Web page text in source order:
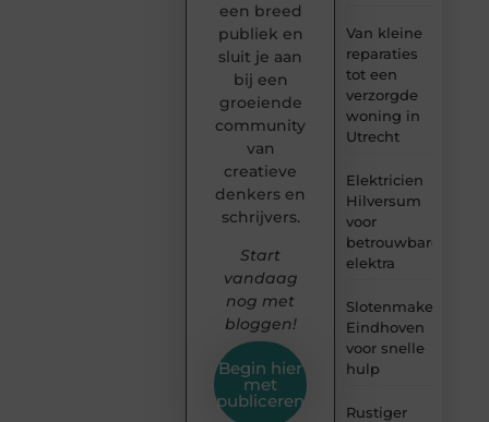
Van kleine
reparaties
tot een
verzorgde
woning in
Utrecht
Elektricien
Hilversum
voor
betrouwbare
elektra
Slotenmaker
Eindhoven
voor snelle
hulp
Rustiger
een breed
publiek en
sluit je aan
bij een
groeiende
community
van
creatieve
denkers en
schrijvers.
Start
vandaag
nog met
bloggen!
Begin hier
met
publiceren